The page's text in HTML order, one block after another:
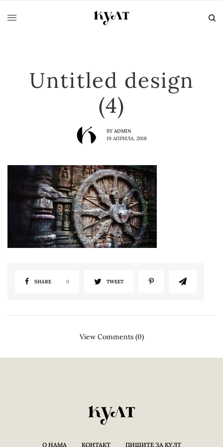
Untitled design
(4)
BY ADMIN
19 АПРИЛА, 2018
SHARE 0 TWEET
View Comments (0)
О НАМА КОНТАКТ ПИШИТЕ ЗА КУЛТ